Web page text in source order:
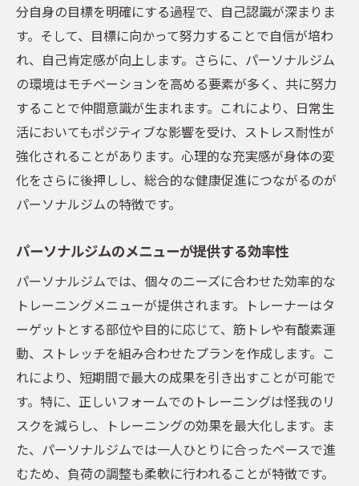
分自身の目標を明確にする過程で、自己認識が深まりま
す。そして、目標に向かって努力することで自信が培わ
れ、自己肯定感が向上します。さらに、パーソナルジム
の環境はモチベーションを高める要素が多く、共に努力
することで仲間意識が生まれます。これにより、日常生
活においてもポジティブな影響を受け、ストレス耐性が
強化されることがあります。心理的な充実感が身体の変
化をさらに後押しし、総合的な健康促進につながるのが
パーソナルジムの特徴です。
パーソナルジムのメニューが提供する効率性
パーソナルジムでは、個々のニーズに合わせた効率的な
トレーニングメニューが提供されます。トレーナーはタ
ーゲットとする部位や目的に応じて、筋トレや有酸素運
動、ストレッチを組み合わせたプランを作成します。こ
れにより、短期間で最大の成果を引き出すことが可能で
す。特に、正しいフォームでのトレーニングは怪我のリ
スクを減らし、トレーニングの効果を最大化します。ま
た、パーソナルジムでは一人ひとりに合ったペースで進
むため、負荷の調整も柔軟に行われることが特徴です。